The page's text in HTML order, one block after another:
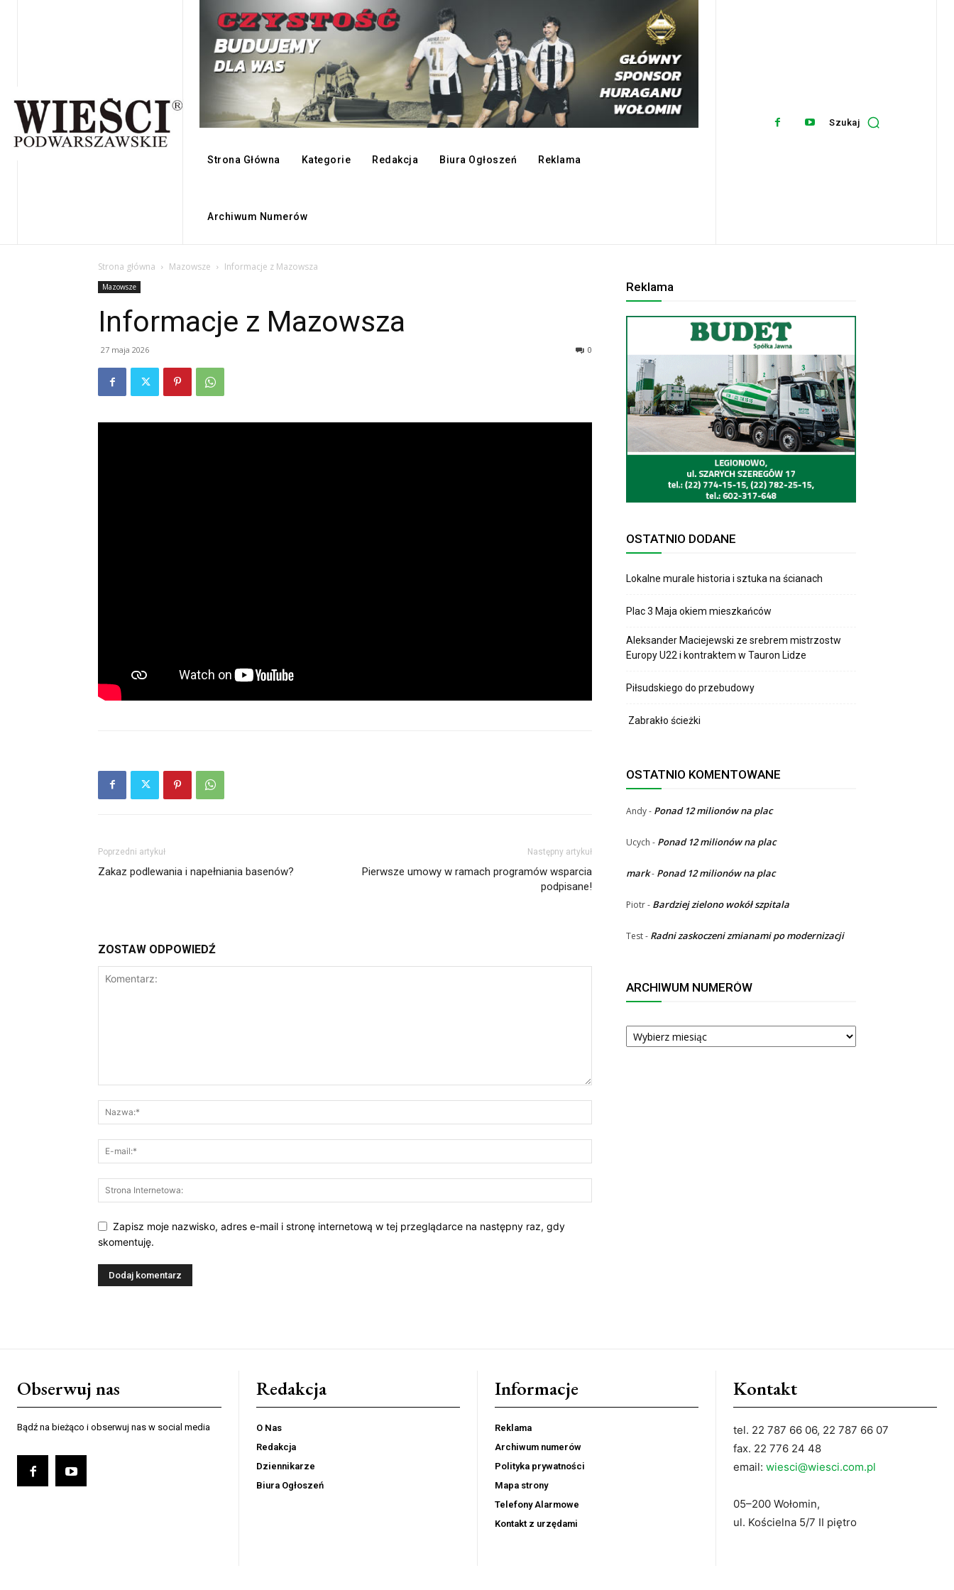
Strona Główna Kategorie Redakcja Biura Ogłoszeń Reklama
Archiwum Numerów
Szukaj
Strona główna Mazowsze Informacje z Mazowsza
Mazowsze
Informacje z Mazowsza
27 maja 2026 0
Poprzedni artykuł
Zakaz podlewania i napełniania basenów?
Następny artykuł
Pierwsze umowy w ramach programów wsparcia
podpisane!
ZOSTAW ODPOWIEDŹ
Zapisz moje nazwisko, adres e-mail i stronę internetową w tej przeglądarce na następny raz, gdy
skomentuję.
Reklama
OSTATNIO DODANE
Lokalne murale historia i sztuka na ścianach
Plac 3 Maja okiem mieszkańców
Aleksander Maciejewski ze srebrem mistrzostw
Europy U22 i kontraktem w Tauron Lidze
Piłsudskiego do przebudowy
Zabrakło ścieżki
OSTATNIO KOMENTOWANE
Andy- Ponad 12 milionów na plac
Ucych - Ponad 12 milionów na plac
mark- Ponad 12 milionów na plac
Piotr- Bardziej zielono wokół szpitala
Test- Radni zaskoczeni zmianami po modernizacji
ARCHIWUM NUMERÓW
ARCHIWUM
NUMERÓW
Obserwuj nas
Bądź na bieżąco i obserwuj nas w social media
Redakcja
O Nas
Redakcja
Dziennikarze
Biura Ogłoszeń
Informacje
Reklama
Archiwum numerów
Polityka prywatności
Mapa strony
Telefony Alarmowe
Kontakt z urzędami
Kontakt
tel. 22 787 66 06, 22 787 66 07
fax. 22 776 24 48
email: wiesci@wiesci.com.pl
05–200 Wołomin,
ul. Kościelna 5/7 II piętro